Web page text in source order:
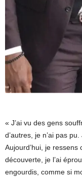
« J’ai vu des gens
d’autres, je n’ai pas
Aujourd’hui, je ressens
découverte, je l’ai
engourdis, comme si